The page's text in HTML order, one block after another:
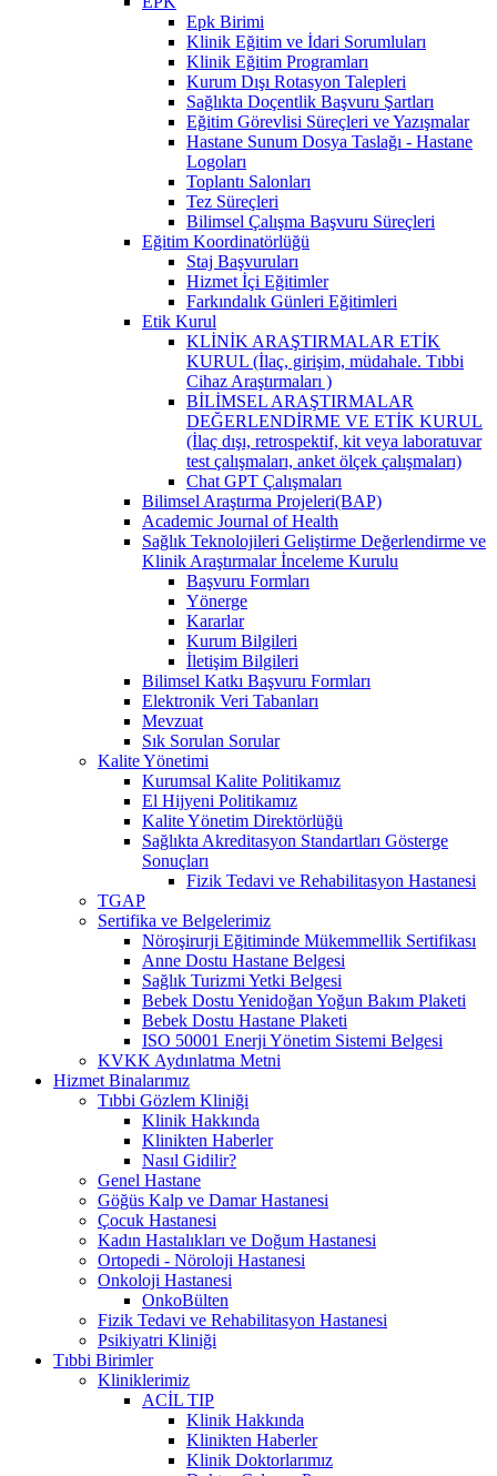
Epk Birimi
Klinik Eğitim ve İdari Sorumluları
Klinik Eğitim Programları
Kurum Dışı Rotasyon Talepleri
Sağlıkta Doçentlik Başvuru Şartları
Eğitim Görevlisi Süreçleri ve Yazışmalar
Hastane Sunum Dosya Taslağı - Hastane
Logoları
Toplantı Salonları
Tez Süreçleri
Bilimsel Çalışma Başvuru Süreçleri
Eğitim Koordinatörlüğü
Staj Başvuruları
Hizmet İçi Eğitimler
Farkındalık Günleri Eğitimleri
Etik Kurul
KLİNİK ARAŞTIRMALAR ETİK
KURUL (İlaç, girişim, müdahale. Tıbbi
Cihaz Araştırmaları )
BİLİMSEL ARAŞTIRMALAR
DEĞERLENDİRME VE ETİK KURUL
(İlaç dışı, retrospektif, kit veya laboratuvar
test çalışmaları, anket ölçek çalışmaları)
Chat GPT Çalışmaları
Bilimsel Araştırma Projeleri(BAP)
Academic Journal of Health
Sağlık Teknolojileri Geliştirme Değerlendirme ve
Klinik Araştırmalar İnceleme Kurulu
Başvuru Formları
Yönerge
Kararlar
Kurum Bilgileri
İletişim Bilgileri
Bilimsel Katkı Başvuru Formları
Elektronik Veri Tabanları
Mevzuat
Sık Sorulan Sorular
Kalite Yönetimi
Kurumsal Kalite Politikamız
El Hijyeni Politikamız
Kalite Yönetim Direktörlüğü
Sağlıkta Akreditasyon Standartları Gösterge
Sonuçları
Fizik Tedavi ve Rehabilitasyon Hastanesi
TGAP
Sertifika ve Belgelerimiz
Nöroşirurji Eğitiminde Mükemmellik Sertifikası
Anne Dostu Hastane Belgesi
Sağlık Turizmi Yetki Belgesi
Bebek Dostu Yenidoğan Yoğun Bakım Plaketi
Bebek Dostu Hastane Plaketi
ISO 50001 Enerji Yönetim Sistemi Belgesi
KVKK Aydınlatma Metni
Hizmet Binalarımız
Tıbbi Gözlem Kliniği
Klinik Hakkında
Klinikten Haberler
Nasıl Gidilir?
Genel Hastane
Göğüs Kalp ve Damar Hastanesi
Çocuk Hastanesi
Kadın Hastalıkları ve Doğum Hastanesi
Ortopedi - Nöroloji Hastanesi
Onkoloji Hastanesi
OnkoBülten
Fizik Tedavi ve Rehabilitasyon Hastanesi
Psikiyatri Kliniği
Tıbbi Birimler
Kliniklerimiz
ACİL TIP
Klinik Hakkında
Klinikten Haberler
Klinik Doktorlarımız